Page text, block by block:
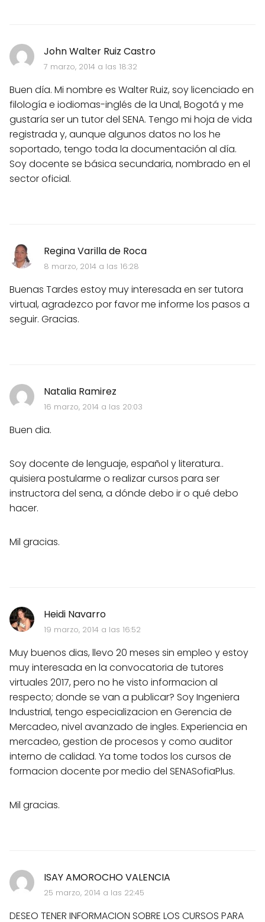
John Walter Ruiz Castro
7 marzo, 2014 a las 18:32
Buen día. Mi nombre es Walter Ruiz, soy licenciado en
filología e iodiomas-inglés de la Unal, Bogotá y me
gustaría ser un tutor del SENA. Tengo mi hoja de vida
registrada y, aunque algunos datos no los he
soportado, tengo toda la documentación al día.
Soy docente se básica secundaria, nombrado en el
sector oficial.
Regina Varilla de Roca
8 marzo, 2014 a las 16:28
Buenas Tardes estoy muy interesada en ser tutora
virtual, agradezco por favor me informe los pasos a
seguir. Gracias.
Natalia Ramirez
16 marzo, 2014 a las 20:03
Buen dia.
Soy docente de lenguaje, español y literatura..
quisiera postularme o realizar cursos para ser
instructora del sena, a dónde debo ir o qué debo
hacer.
Mil gracias.
Heidi Navarro
19 marzo, 2014 a las 16:52
Muy buenos dias, llevo 20 meses sin empleo y estoy
muy interesada en la convocatoria de tutores
virtuales 2017, pero no he visto informacion al
respecto; donde se van a publicar? Soy Ingeniera
Industrial, tengo especializacion en Gerencia de
Mercadeo, nivel avanzado de ingles. Experiencia en
mercadeo, gestion de procesos y como auditor
interno de calidad. Ya tome todos los cursos de
formacion docente por medio del SENASofiaPlus.
Mil gracias.
ISAY AMOROCHO VALENCIA
25 marzo, 2014 a las 22:45
DESEO TENER INFORMACION SOBRE LOS CURSOS PARA